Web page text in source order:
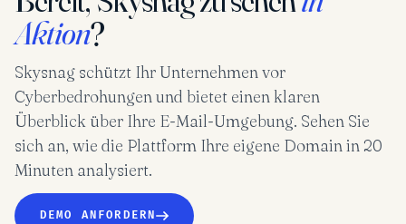
Aktion?
Skysnag schützt Ihr Unternehmen vor
Cyberbedrohungen und bietet einen klaren
Überblick über Ihre E-Mail-Umgebung. Sehen Sie
sich an, wie die Plattform Ihre eigene Domain in 20
Minuten analysiert.
DEMO ANFORDERN